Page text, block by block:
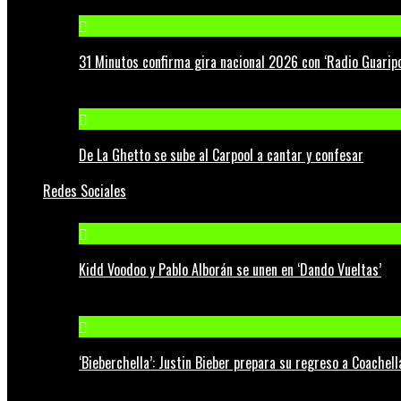
31 Minutos confirma gira nacional 2026 con ‘Radio
De La Ghetto se sube al Carpool a cantar y confesar
Redes Sociales
Kidd Voodoo y Pablo Alborán se unen en ‘Dando Vueltas’
‘Bieberchella’: Justin Bieber prepara su regreso a